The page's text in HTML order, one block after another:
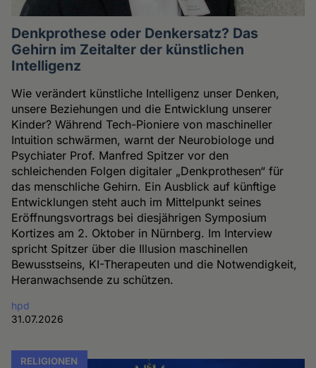
Denkprothese oder Denkersatz? Das
Gehirn im Zeitalter der künstlichen
Intelligenz
Wie verändert künstliche Intelligenz unser Denken,
unsere Beziehungen und die Entwicklung unserer
Kinder? Während Tech-Pioniere von maschineller
Intuition schwärmen, warnt der Neurobiologe und
Psychiater Prof. Manfred Spitzer vor den
schleichenden Folgen digitaler „Denkprothesen“ für
das menschliche Gehirn. Ein Ausblick auf künftige
Entwicklungen steht auch im Mittelpunkt seines
Eröffnungsvortrags bei diesjährigen Symposium
Kortizes am 2. Oktober in Nürnberg. Im Interview
spricht Spitzer über die Illusion maschinellen
Bewusstseins, KI-Therapeuten und die Notwendigkeit,
Heranwachsende zu schützen.
hpd
31.07.2026
RELIGIONEN